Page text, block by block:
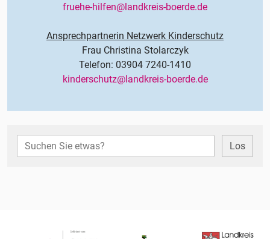
fruehe-hilfen@landkreis-boerde.de
Ansprechpartnerin Netzwerk Kinderschutz
Frau Christina Stolarczyk
Telefon: 03904 7240-1410
kinderschutz@landkreis-boerde.de
Los